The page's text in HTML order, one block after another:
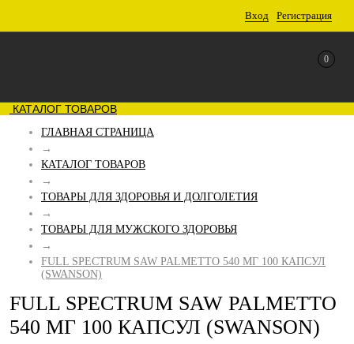
Вход Регистрация
0
КАТАЛОГ ТОВАРОВ
ГЛАВНАЯ СТРАНИЦА
→
КАТАЛОГ ТОВАРОВ
→
ТОВАРЫ ДЛЯ ЗДОРОВЬЯ И ДОЛГОЛЕТИЯ
→
ТОВАРЫ ДЛЯ МУЖСКОГО ЗДОРОВЬЯ
→
FULL SPECTRUM SAW PALMETTO 540 МГ 100 КАПСУЛ
(SWANSON)
FULL SPECTRUM SAW PALMETTO
540 МГ 100 КАПСУЛ (SWANSON)